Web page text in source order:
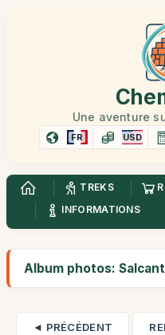
Une aventure
FR USD
TREKS
INFORMATIONS
Album photos:
◄ PRÉCÉDENT